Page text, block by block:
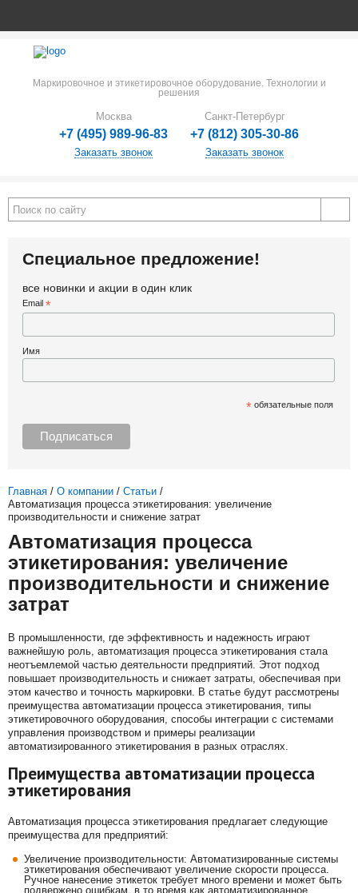
Маркировочное и этикетировочное оборудование. Технологии и
решения
Москва
+7 (495) 989-96-83
Заказать звонок
Санкт-Петербург
+7 (812) 305-30-86
Заказать звонок
Специальное предложение!
все новинки и акции в один клик
Email *
Имя
*обязательные поля
Главная / О компании / Статьи /
Автоматизация процесса этикетирования: увеличение
производительности и снижение затрат
Автоматизация процесса
этикетирования: увеличение
производительности и снижение
затрат
В промышленности, где эффективность и надежность играют
важнейшую роль, автоматизация процесса этикетирования стала
неотъемлемой частью деятельности предприятий. Этот подход
повышает производительность и снижает затраты, обеспечивая при
этом качество и точность маркировки. В статье будут рассмотрены
преимущества автоматизации процесса этикетирования, типы
этикетировочного оборудования, способы интеграции с системами
управления производством и примеры реализации
автоматизированного этикетирования в разных отраслях.
Преимущества автоматизации процесса
этикетирования
Автоматизация процесса этикетирования предлагает следующие
преимущества для предприятий:
Увеличение производительности: Автоматизированные системы
этикетирования обеспечивают увеличение скорости процесса.
Ручное нанесение этикеток требует много времени и может быть
подвержено ошибкам, в то время как автоматизированное